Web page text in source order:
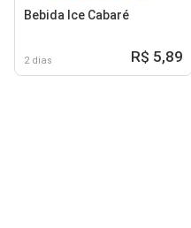
Bebida Ice Cabaré
2 dias R$ 5,89